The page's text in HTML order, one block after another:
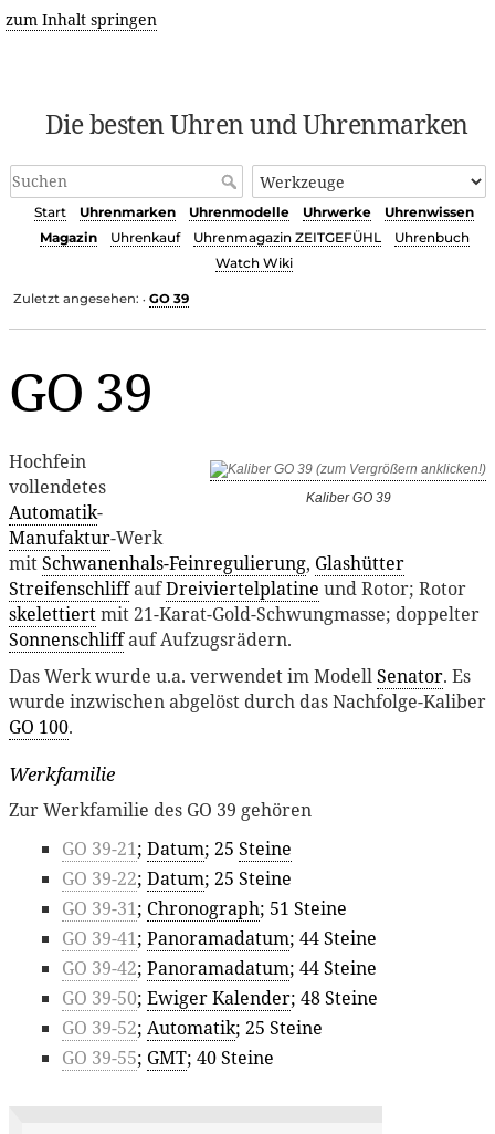
zum Inhalt springen
Die besten Uhren und Uhrenmarken
Start Uhrenmarken Uhrenmodelle Uhrwerke
Uhrenwissen
Magazin
Uhrenkauf Uhrenmagazin ZEITGEFÜHL
Uhrenbuch
Watch Wiki
Zuletzt angesehen: • GO 39
GO 39
Kaliber GO 39
Hochfein
vollendetes
Automatik-
Manufaktur-Werk
mitSchwanenhals-Feinregulierung, Glashütter
StreifenschliffaufDreiviertelplatine und Rotor; Rotor
skelettiertmit 21-Karat-Gold-Schwungmasse; doppelter
Sonnenschliffauf Aufzugsrädern.
Das Werk wurde u.a. verwendet im ModellSenator. Es
wurde inzwischen abgelöst durch das Nachfolge-Kaliber
GO 100.
Werkfamilie
Zur Werkfamilie des GO 39 gehören
GO 39-21; Datum; 25 Steine
GO 39-22; Datum; 25 Steine
GO 39-31; Chronograph; 51 Steine
GO 39-41; Panoramadatum; 44 Steine
GO 39-42; Panoramadatum; 44 Steine
GO 39-50; Ewiger Kalender; 48 Steine
GO 39-52; Automatik; 25 Steine
GO 39-55; GMT; 40 Steine